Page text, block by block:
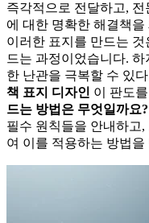
즉각적으로 전달하고,
에 대한 명확한 해결책
이러한 표지를 만드는 것
드는 과정이었습니다.
한 난관을 극복할 수 있
책 표지 디자인 이 판도
드는 방법은 무엇일까요?
필수 원칙들을 안내하고,
여 이를 적용하는 방법